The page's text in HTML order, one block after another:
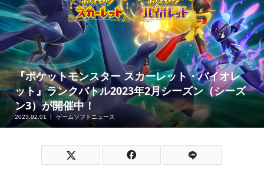
『ポケットモンスター スカーレット・バイオレ
ット』ランクバトル2023年2月シーズン（シーズ
ン3）が開催中！
2023.02.01 ゲームソフトニュース